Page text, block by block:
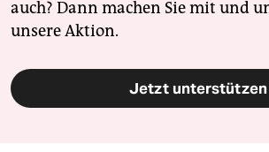
auch? Dann machen Sie mit und
unsere Aktion.
Jetzt unterstützen